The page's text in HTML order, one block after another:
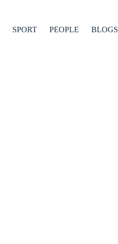
SPORT PEOPLE BLOGS